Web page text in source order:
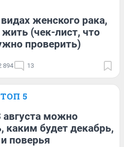
женского рака,
(чек-лист, что
проверить)
894 13
ТОП 5
августа можно
каким будет декабрь,
поверья